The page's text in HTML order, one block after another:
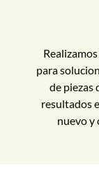
para
de piezas
resultados
nuevo y